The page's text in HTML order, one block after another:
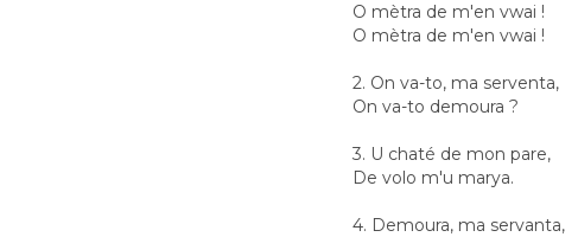
O mètra de m'en vwai !
O mètra de m'en vwai !
2. On va-to, ma serventa,
On va-to demoura ?
3. U chaté de mon pare,
De volo m'u marya.
4. Demoura, ma servanta,